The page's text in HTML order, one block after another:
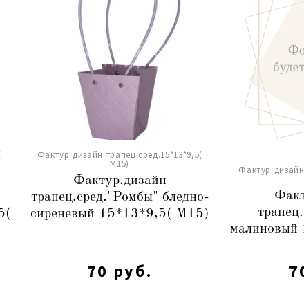
Фактур.дизайн трапец.сред.15*13*9,5(
М15)
Фактур.дизайн
трапец.сред."Ромбы" бледно-
сиреневый 15*13*9,5( М15)
70 руб.